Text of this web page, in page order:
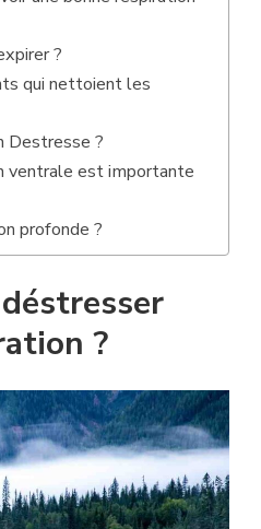
?
qui nettoient les
Destresse ?
ventrale est importante
profonde ?
?